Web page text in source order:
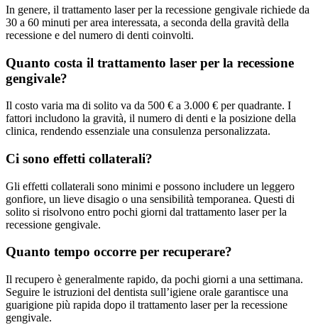
In genere, il trattamento laser per la recessione gengivale richiede da
30 a 60 minuti per area interessata, a seconda della gravità della
recessione e del numero di denti coinvolti.
Quanto costa il trattamento laser per la recessione
gengivale?
Il costo varia ma di solito va da 500 € a 3.000 € per quadrante. I
fattori includono la gravità, il numero di denti e la posizione della
clinica, rendendo essenziale una consulenza personalizzata.
Ci sono effetti collaterali?
Gli effetti collaterali sono minimi e possono includere un leggero
gonfiore, un lieve disagio o una sensibilità temporanea. Questi di
solito si risolvono entro pochi giorni dal trattamento laser per la
recessione gengivale.
Quanto tempo occorre per recuperare?
Il recupero è generalmente rapido, da pochi giorni a una settimana.
Seguire le istruzioni del dentista sull’igiene orale garantisce una
guarigione più rapida dopo il trattamento laser per la recessione
gengivale.